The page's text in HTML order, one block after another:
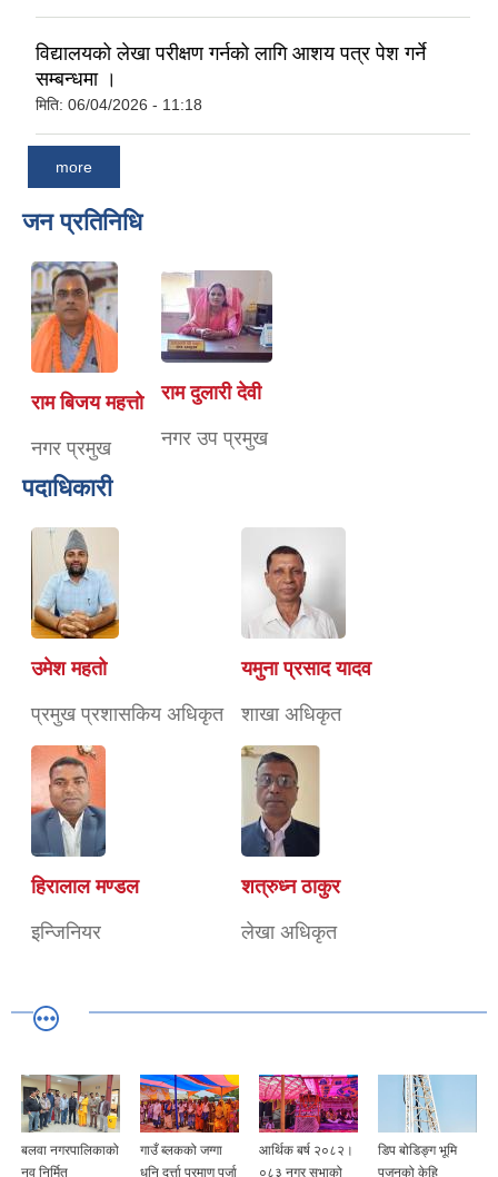
विद्यालयको लेखा परीक्षण गर्नको लागि आशय पत्र पेश गर्ने
सम्बन्धमा ।
मिति: 06/04/2026 - 11:18
more
जन प्रतिनिधि
राम बिजय महत्तो
नगर प्रमुख
राम दुलारी देवी
नगर उप प्रमुख
पदाधिकारी
उमेश महतो
प्रमुख प्रशासकिय अधिकृत
यमुना प्रसाद यादव
शाखा अधिकृत
हिरालाल मण्डल
इन्जिनियर
शत्रुध्न ठाकुर
लेखा अधिकृत
बलवा नगरपालिकाको
नव निर्मित
गाउँ ब्लकको जग्गा
धनि दर्त्ता प्रमाण पूर्जा
आर्थिक बर्ष २०८२।
०८३ नगर सभाको
डिप बोडिङ्ग भूमि
पुजनको केहि